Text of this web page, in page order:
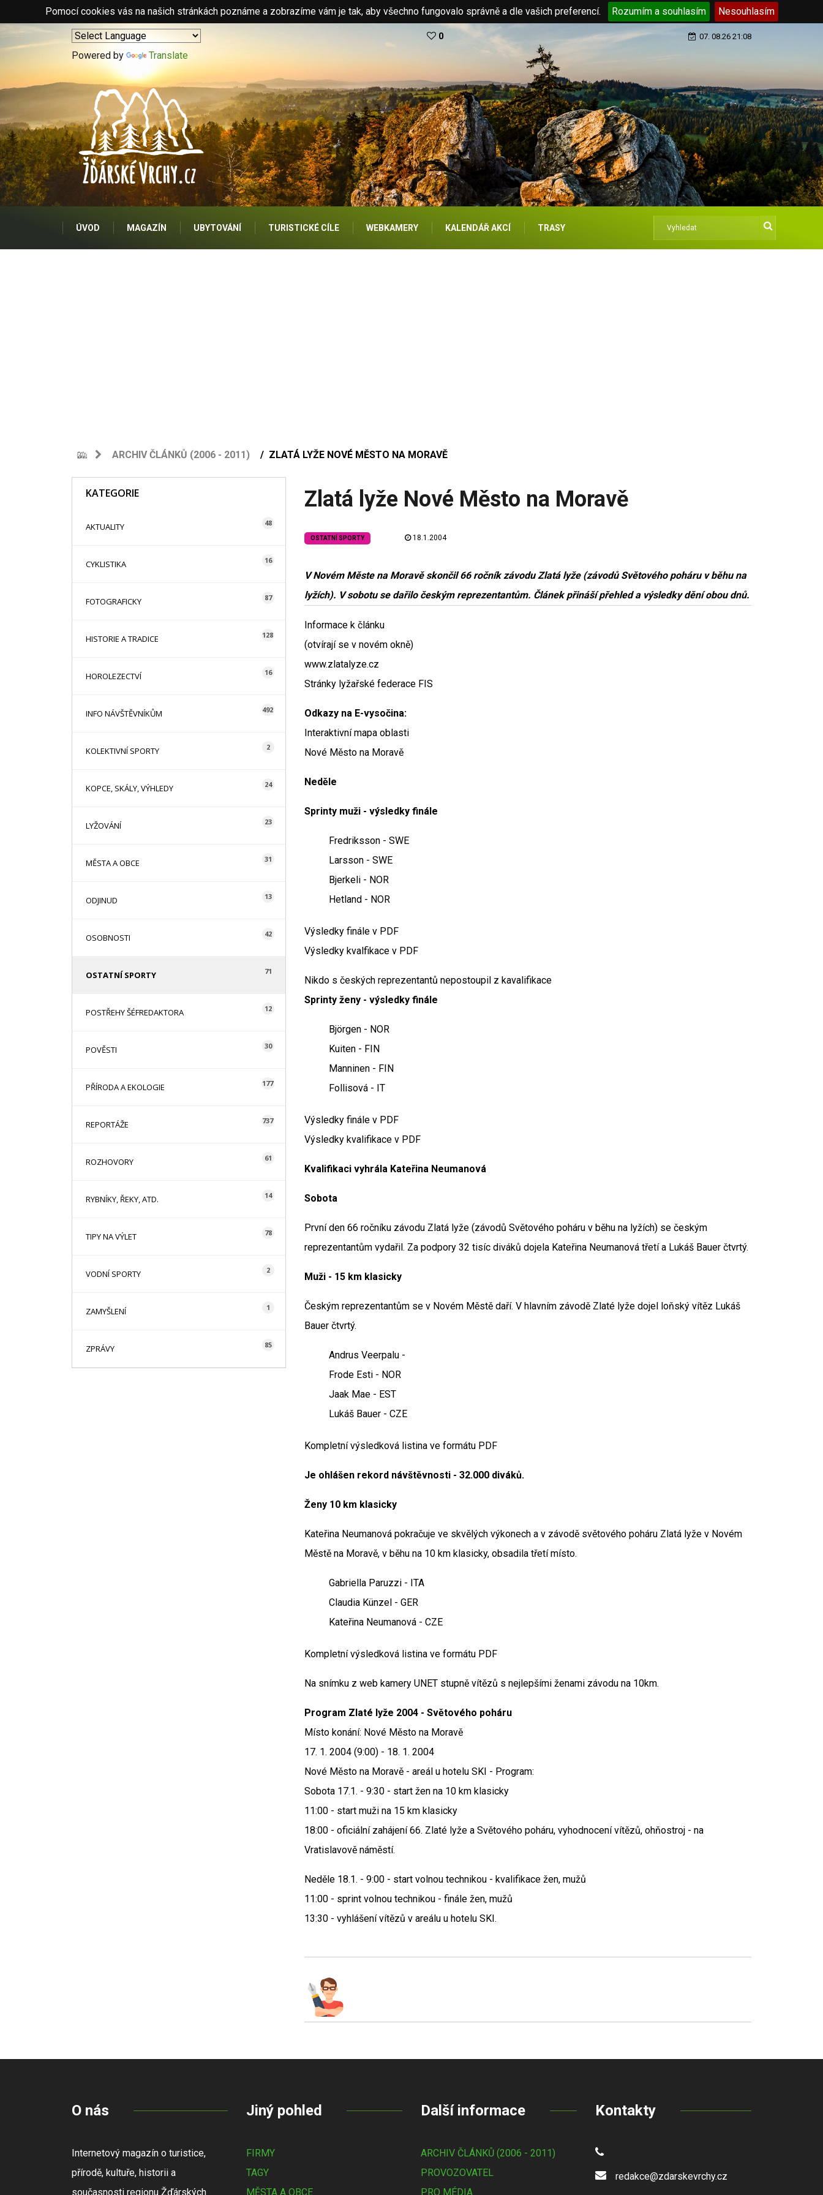
Pomocí cookies vás na našich stránkách poznáme a zobrazíme vám je tak, aby všechno fungovalo správně a dle vašich preferencí. Rozumím a souhlasím Nesouhlasím
Powered by Translate
0 07. 08.26 21:08
ÚVOD MAGAZÍN UBYTOVÁNÍ TURISTICKÉ CÍLE WEBKAMERY KALENDÁŘ AKCÍ TRASY
ARCHIV ČLÁNKŮ (2006 - 2011) ZLATÁ LYŽE NOVÉ MĚSTO NA MORAVĚ
KATEGORIE
AKTUALITY 48
CYKLISTIKA 16
FOTOGRAFICKY 87
HISTORIE A TRADICE 128
HOROLEZECTVÍ 16
INFO NÁVŠTĚVNÍKŮM 492
KOLEKTIVNÍ SPORTY 2
KOPCE, SKÁLY, VÝHLEDY 24
LYŽOVÁNÍ 23
MĚSTA A OBCE 31
ODJINUD 13
OSOBNOSTI 42
OSTATNÍ SPORTY 71
POSTŘEHY ŠÉFREDAKTORA 12
POVĚSTI 30
PŘÍRODA A EKOLOGIE 177
REPORTÁŽE 737
ROZHOVORY 61
RYBNÍKY, ŘEKY, ATD. 14
TIPY NA VÝLET 78
VODNÍ SPORTY 2
ZAMYŠLENÍ 1
ZPRÁVY 85
Zlatá lyže Nové Město na Moravě
OSTATNÍ SPORTY 18.1.2004
V Novém Měste na Moravě skončil 66 ročník závodu Zlatá lyže (závodů Světového poháru v běhu na
lyžích). V sobotu se dařilo českým reprezentantům. Článek přináší přehled a výsledky dění obou dnů.
Informace k článku
(otvírají se v novém okně)
www.zlatalyze.cz
Stránky lyžařské federace FIS
Odkazy na E-vysočina:
Interaktivní mapa oblasti
Nové Město na Moravě
Neděle
Sprinty muži - výsledky finále
Fredriksson - SWE
Larsson - SWE
Bjerkeli - NOR
Hetland - NOR
Výsledky finále v PDF
Výsledky kvalfikace v PDF
Nikdo s českých reprezentantů nepostoupil z kavalifikace
Sprinty ženy - výsledky finále
Björgen - NOR
Kuiten - FIN
Manninen - FIN
Follisová - IT
Výsledky finále v PDF
Výsledky kvalifikace v PDF
Kvalifikaci vyhrála Kateřina Neumanová
Sobota
První den 66 ročníku závodu Zlatá lyže (závodů Světového poháru v běhu na lyžích) se českým
reprezentantům vydařil. Za podpory 32 tisíc diváků dojela Kateřina Neumanová třetí a Lukáš Bauer čtvrtý.
Muži - 15 km klasicky
Českým reprezentantům se v Novém Městě daří. V hlavním závodě Zlaté lyže dojel loňský vítěz Lukáš
Bauer čtvrtý.
Andrus Veerpalu -
Frode Esti - NOR
Jaak Mae - EST
Lukáš Bauer - CZE
Kompletní výsledková listina ve formátu PDF
Je ohlášen rekord návštěvnosti - 32.000 diváků.
Ženy 10 km klasicky
Kateřina Neumanová pokračuje ve skvělých výkonech a v závodě světového poháru Zlatá lyže v Novém
Městě na Moravě, v běhu na 10 km klasicky, obsadila třetí místo.
Gabriella Paruzzi - ITA
Claudia Künzel - GER
Kateřina Neumanová - CZE
Kompletní výsledková listina ve formátu PDF
Na snímku z web kamery UNET stupně vítězů s nejlepšími ženami závodu na 10km.
Program Zlaté lyže 2004 - Světového poháru
Místo konání: Nové Město na Moravě
17. 1. 2004 (9:00) - 18. 1. 2004
Nové Město na Moravě - areál u hotelu SKI - Program:
Sobota 17.1. - 9:30 - start žen na 10 km klasicky
11:00 - start muži na 15 km klasicky
18:00 - oficiální zahájení 66. Zlaté lyže a Světového poháru, vyhodnocení vítězů, ohňostroj - na
Vratislavově náměstí.
Neděle 18.1. - 9:00 - start volnou technikou - kvalifikace žen, mužů
11:00 - sprint volnou technikou - finále žen, mužů
13:30 - vyhlášení vítězů v areálu u hotelu SKI.
O nás
Internetový magazín o turistice,
přírodě, kultuře, historii a
současnosti regionu Žďárských
Jiný pohled
FIRMY
TAGY
MĚSTA A OBCE
Další informace
ARCHIV ČLÁNKŮ (2006 - 2011)
PROVOZOVATEL
PRO MÉDIA
Kontakty
redakce@zdarskevrchy.cz